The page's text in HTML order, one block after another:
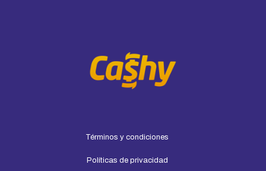
Términos y condiciones
Políticas de privacidad